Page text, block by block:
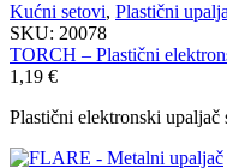
Kućni setovi, Plastični
SKU: 20078
TORCH – Plastični
1,19 €
Plastični elektronski